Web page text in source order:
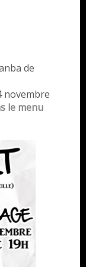
de
novembre
le menu